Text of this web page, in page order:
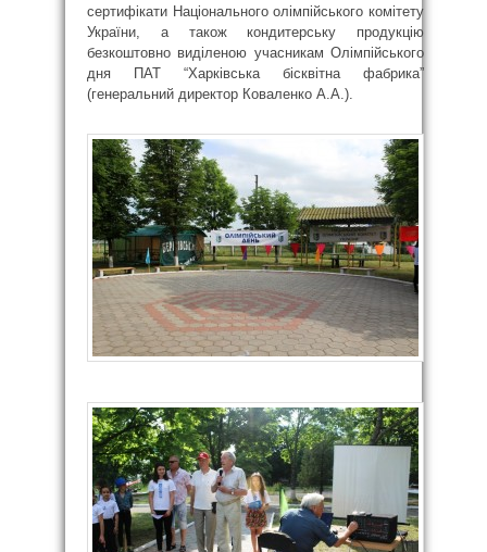
сертифікати Національного олімпійського комітету
України, а також кондитерську продукцію
безкоштовно виділеною учасникам Олімпійського
дня ПАТ “Харківська бісквітна фабрика”
(генеральний директор Коваленко А.А.).